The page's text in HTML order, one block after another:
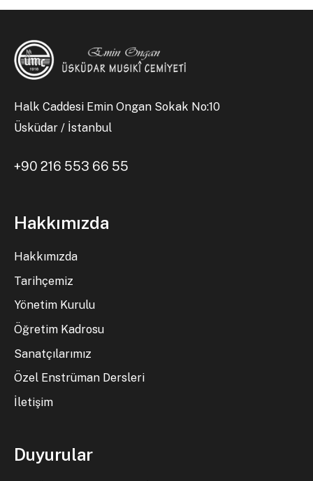
Halk Caddesi Emin Ongan Sokak No:10
Üsküdar / İstanbul
+90 216 553 66 55
Hakkımızda
Hakkımızda
Tarihçemiz
Yönetim Kurulu
Öğretim Kadrosu
Sanatçılarımız
Özel Enstrüman Dersleri
İletişim
Duyurular